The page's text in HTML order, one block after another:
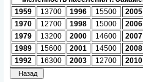
1959
13700 1996 15500
2005
1970
12700 1998 15000
2006
1979
13200 2000 14600
2007
1989
15600 2001 14500
2008
1992
16300 2003 12700 2010